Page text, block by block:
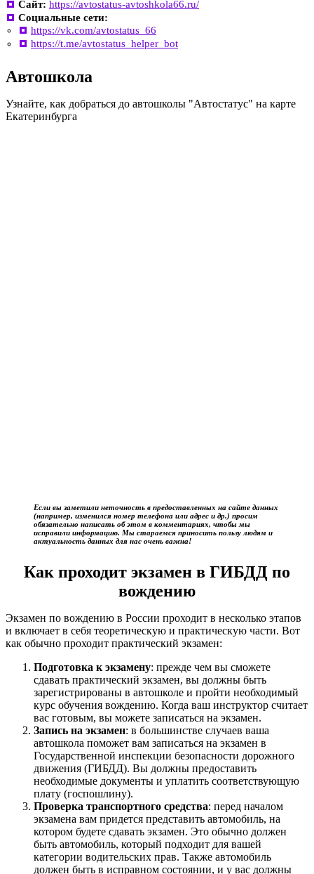
Сайт: https://avtostatus-avtoshkola66.ru/
Социальные сети:
https://vk.com/avtostatus_66
https://t.me/avtostatus_helper_bot
Автошкола
Узнайте, как добраться до автошколы "Автостатус" на карте
Екатеринбурга
Если вы заметили неточность в предоставленных на сайте данных
(например, изменился номер телефона или адрес и др.) просим
обязательно написать об этом в комментариях, чтобы мы
исправили информацию. Мы стараемся приносить пользу людям и
актуальность данных для нас очень важна!
Как проходит экзамен в ГИБДД по
вождению
Экзамен по вождению в России проходит в несколько этапов
и включает в себя теоретическую и практическую части. Вот
как обычно проходит практический экзамен:
Подготовка к экзамену: прежде чем вы сможете
сдавать практический экзамен, вы должны быть
зарегистрированы в автошколе и пройти необходимый
курс обучения вождению. Когда ваш инструктор считает
вас готовым, вы можете записаться на экзамен.
Запись на экзамен: в большинстве случаев ваша
автошкола поможет вам записаться на экзамен в
Государственной инспекции безопасности дорожного
движения (ГИБДД). Вы должны предоставить
необходимые документы и уплатить соответствующую
плату (госпошлину).
Проверка транспортного средства: перед началом
экзамена вам придется представить автомобиль, на
котором будете сдавать экзамен. Это обычно должен
быть автомобиль, который подходит для вашей
категории водительских прав. Также автомобиль
должен быть в исправном состоянии, и у вас должны